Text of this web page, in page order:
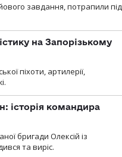
завдання, потрапили під
на Запорізькому
піхоти, артилерії,
історія командира
бригади Олексій із
та виріс.